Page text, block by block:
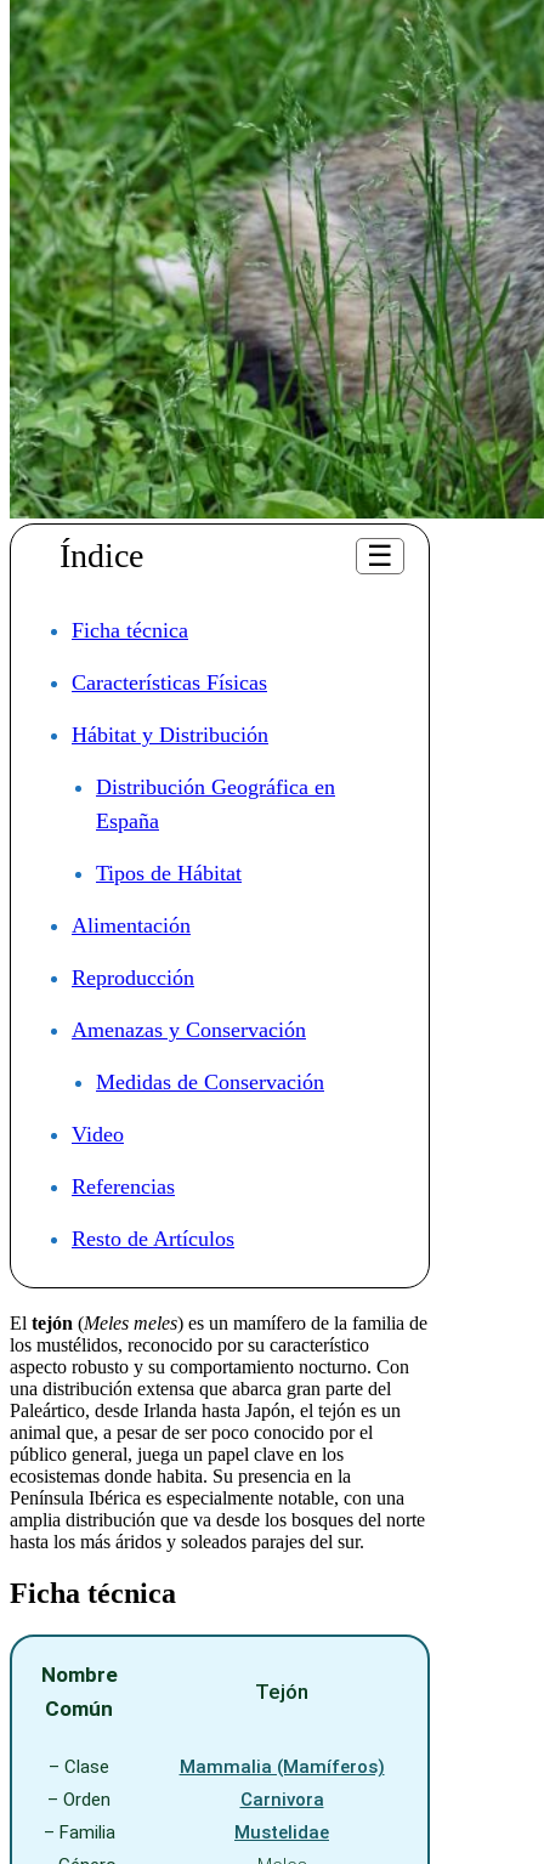
Vértices Geodésicos
Índice ☰
Ficha técnica
Características Físicas
Hábitat y Distribución
Distribución Geográfica en
España
Tipos de Hábitat
Alimentación
Reproducción
Amenazas y Conservación
Medidas de Conservación
Video
Referencias
Resto de Artículos
El tejón (Meles meles) es un mamífero de la familia de
los mustélidos, reconocido por su característico
aspecto robusto y su comportamiento nocturno. Con
una distribución extensa que abarca gran parte del
Paleártico, desde Irlanda hasta Japón, el tejón es un
animal que, a pesar de ser poco conocido por el
público general, juega un papel clave en los
ecosistemas donde habita. Su presencia en la
Península Ibérica es especialmente notable, con una
amplia distribución que va desde los bosques del norte
hasta los más áridos y soleados parajes del sur.
Ficha técnica
Nombre
Común
Tejón
– Clase
Mammalia (Mamíferos)
– Orden
Carnivora
– Familia
Mustelidae